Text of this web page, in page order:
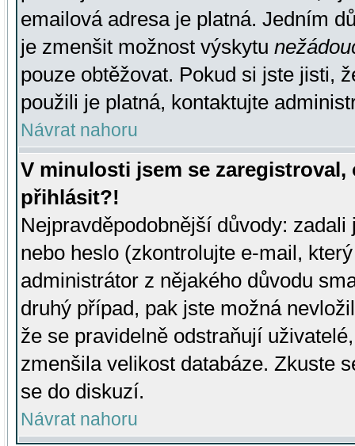
emailová adresa je platná. Jedním
je zmenšit možnost výskytu
pouze obtěžovat. Pokud si jste jisti,
použili je platná, kontaktujte
Návrat nahoru
V minulosti jsem se
přihlásit?!
Nejpravděpodobnější důvody:
nebo heslo (zkontrolujte e-mail,
administrátor z nějakého důvodu
druhý případ, pak jste možná
že se pravidelně odstraňují
zmenšila velikost databáze. Zkuste
se do diskuzí.
Návrat nahoru